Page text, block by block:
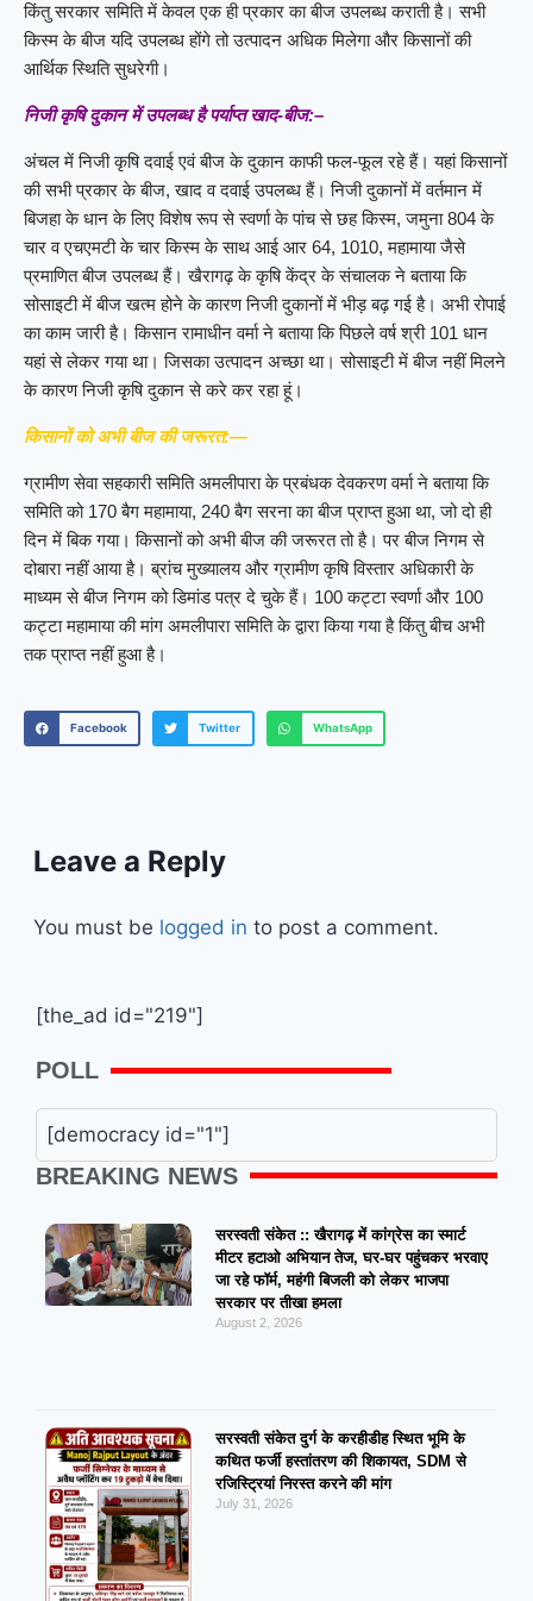
किंतु सरकार समिति में केवल एक ही प्रकार का बीज उपलब्ध कराती है। सभी
किस्म के बीज यदि उपलब्ध होंगे तो उत्पादन अधिक मिलेगा और किसानों की
आर्थिक स्थिति सुधरेगी।
निजी कृषि दुकान में उपलब्ध है पर्याप्त खाद-बीज:–
अंचल में निजी कृषि दवाई एवं बीज के दुकान काफी फल-फूल रहे हैं। यहां किसानों
की सभी प्रकार के बीज, खाद व दवाई उपलब्ध हैं। निजी दुकानों में वर्तमान में
बिजहा के धान के लिए विशेष रूप से स्वर्णा के पांच से छह किस्म, जमुना 804 के
चार व एचएमटी के चार किस्म के साथ आई आर 64, 1010, महामाया जैसे
प्रमाणित बीज उपलब्ध हैं। खैरागढ़ के कृषि केंद्र के संचालक ने बताया कि
सोसाइटी में बीज खत्म होने के कारण निजी दुकानों में भीड़ बढ़ गई है। अभी रोपाई
का काम जारी है। किसान रामाधीन वर्मा ने बताया कि पिछले वर्ष श्री 101 धान
यहां से लेकर गया था। जिसका उत्पादन अच्छा था। सोसाइटी में बीज नहीं मिलने
के कारण निजी कृषि दुकान से करे कर रहा हूं।
किसानों को अभी बीज की जरूरत:—
ग्रामीण सेवा सहकारी समिति अमलीपारा के प्रबंधक देवकरण वर्मा ने बताया कि
समिति को 170 बैग महामाया, 240 बैग सरना का बीज प्राप्त हुआ था, जो दो ही
दिन में बिक गया। किसानों को अभी बीज की जरूरत तो है। पर बीज निगम से
दोबारा नहीं आया है। ब्रांच मुख्यालय और ग्रामीण कृषि विस्तार अधिकारी के
माध्यम से बीज निगम को डिमांड पत्र दे चुके हैं। 100 कट्टा स्वर्णा और 100
कट्टा महामाया की मांग अमलीपारा समिति के द्वारा किया गया है किंतु बीच अभी
तक प्राप्त नहीं हुआ है।
Facebook Twitter WhatsApp
Leave a Reply
You must be logged in to post a comment.
[the_ad id="219"]
POLL
[democracy id="1"]
BREAKING NEWS
सरस्वती संकेत :: खैरागढ़ में कांग्रेस का स्मार्ट
मीटर हटाओ अभियान तेज, घर-घर पहुंचकर भरवाए
जा रहे फॉर्म, महंगी बिजली को लेकर भाजपा
सरकार पर तीखा हमला
August 2, 2026
सरस्वती संकेत दुर्ग के करहीडीह स्थित भूमि के
कथित फर्जी हस्तांतरण की शिकायत, SDM से
रजिस्ट्रियां निरस्त करने की मांग
July 31, 2026